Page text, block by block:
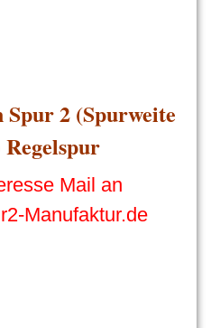
2 (Spurweite
Mail an
Manufaktur.de